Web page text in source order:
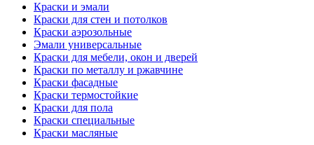
Краски и эмали
Краски для стен и потолков
Краски аэрозольные
Эмали универсальные
Краски для мебели, окон и дверей
Краски по металлу и ржавчине
Краски фасадные
Краски термостойкие
Краски для пола
Краски специальные
Краски масляные